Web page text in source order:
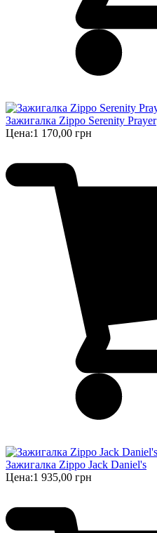
Зажигалка Zippo Serenity Prayer
Цена:1 170,00 грн
Зажигалка Zippo Jack Daniel's
Цена:1 935,00 грн